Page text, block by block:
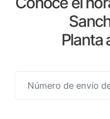
Planta